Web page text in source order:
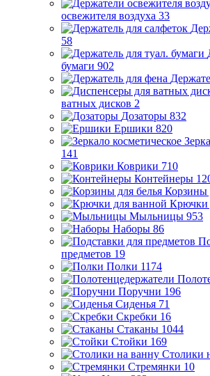
освежителя воздуха 33
58
бумаги 902
ватных дисков 2
Дозаторы 832
Ершики 820
141
Коврики 710
Контейнеры
Корзины
Крючки
Мыльницы 953
Наборы 86
предметов 19
Полки 1174
Поручни 196
Сиденья 71
Скребки 16
Стаканы 1044
Стойки 169
Столики
Стремянки 10